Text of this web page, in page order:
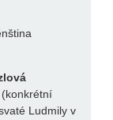
Ludmily v